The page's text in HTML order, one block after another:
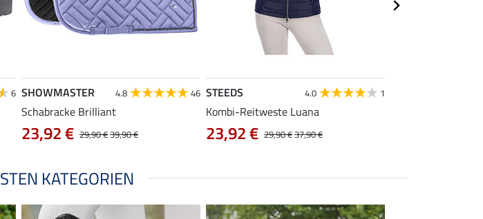
6 SHOWMASTER 4.8 46
Schabracke Brilliant
29,90 €39,90 €
23,92 €
STEEDS 4.0 1
Kombi-Reitweste Luana
29,90 €37,90 €
23,92 €
KATEGORIEN